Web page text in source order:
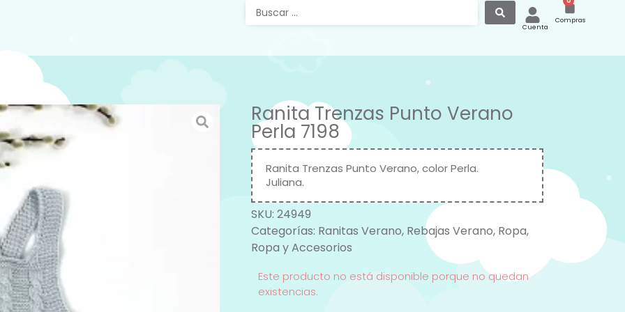
Cuenta
Compras
Ranita Trenzas Punto Verano
Perla 7198
Ranita Trenzas Punto Verano, color Perla.
Juliana.
SKU: 24949
Categorías: Ranitas Verano, Rebajas Verano, Ropa,
Ropa y Accesorios
Este producto no está disponible porque no quedan
existencias.